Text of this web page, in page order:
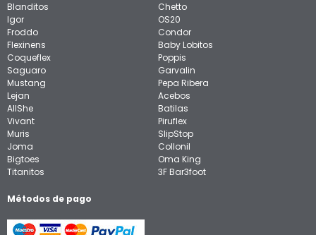
Blanditos
Igor
Froddo
Flexinens
Coqueflex
Saguaro
Mustang
Lejan
AllShe
Vivant
Muris
Joma
Bigtoes
Titanitos
Chetto
OS20
Condor
Baby Lobitos
Poppis
Garvalin
Pepa Ribera
Acebos
Batilas
Piruflex
SlipStop
Collonil
Oma King
3F Bar3foot
Métodos de pago